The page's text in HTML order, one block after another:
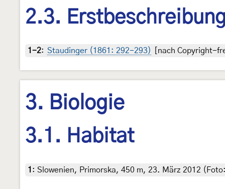
2.3.
1-2: Staudinger (1861: 292-293) [nach Copyright-
3. Biologie
3.1. Habitat
1 : Slowenien, Primorska, 450 m, 23. März 2012